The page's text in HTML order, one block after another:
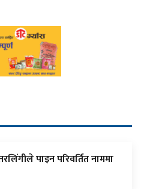
पाइन परिवर्तित नाममा